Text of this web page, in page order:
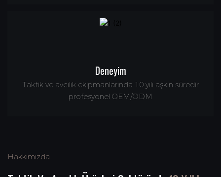
Deneyim
Taktik ve avcılık ekipmanlarında 10 yılı aşkın süredir
profesyonel OEM/ODM
Hakkımızda